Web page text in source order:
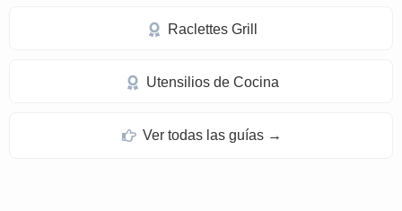
Raclettes Grill
Utensilios de Cocina
Ver todas las guías →